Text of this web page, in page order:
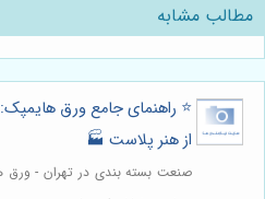
مطالب مشابه
⭐️ راهنمای جامع ورق هایمپک:
از هنر پلاست 🏭
صنعت بسته بندی در تهران - ورق